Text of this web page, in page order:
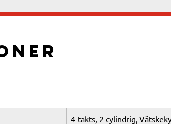
4-takts, 2-cylindrig,